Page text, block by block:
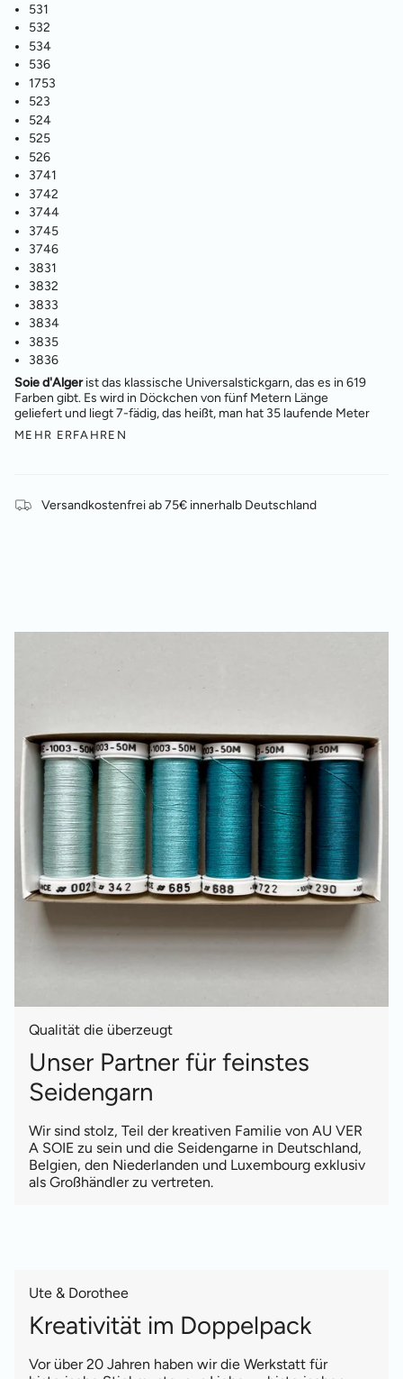
531
532
534
536
1753
523
524
525
526
3741
3742
3744
3745
3746
3831
3832
3833
3834
3835
3836
Soie d'Algerist das klassische Universalstickgarn, das es in 619
Farben gibt. Es wird in Döckchen von fünf Metern Länge
geliefert und liegt 7-fädig, das heißt, man hat 35 laufende Meter
MEHR ERFAHREN
Versandkostenfrei ab 75€ innerhalb Deutschland
Qualität die überzeugt
Unser Partner für feinstes
Seidengarn
Wir sind stolz, Teil der kreativen Familie von AU VER
A SOIE zu sein und die Seidengarne in Deutschland,
Belgien, den Niederlanden und Luxembourg exklusiv
als Großhändler zu vertreten.
Ute & Dorothee
Kreativität im Doppelpack
Vor über 20 Jahren haben wir die Werkstatt für